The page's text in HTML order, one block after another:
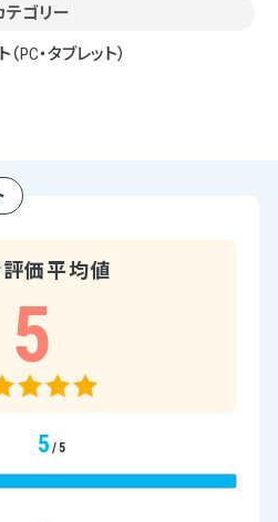
テゴリー
（PC・タブレット）
価平均値
5
5 /5